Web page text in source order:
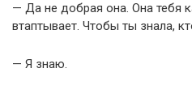
— Да не добрая она. Она тебя
втаптывает. Чтобы ты знала,
— Я знаю.